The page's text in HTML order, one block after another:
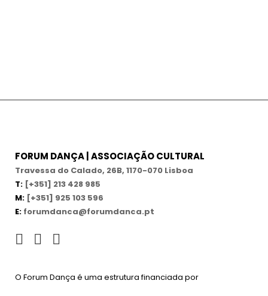
FORUM DANÇA | ASSOCIAÇÃO CULTURAL
Travessa do Calado, 26B, 1170-070 Lisboa
T: [+351] 213 428 985
M: [+351] 925 103 596
E: forumdanca@forumdanca.pt
O Forum Dança é uma estrutura financiada por